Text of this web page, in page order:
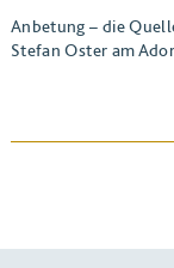
Anbetung – die
Stefan Oster am